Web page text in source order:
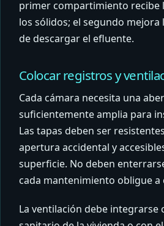
primer compartimiento recibe
los sólidos; el segundo mejora
de descargar el efluente.
Colocar registros y
Cada cámara necesita una
suficientemente amplia para
Las tapas deben ser
apertura accidental y
superficie. No deben
cada mantenimiento obligue a
La ventilación debe integrarse